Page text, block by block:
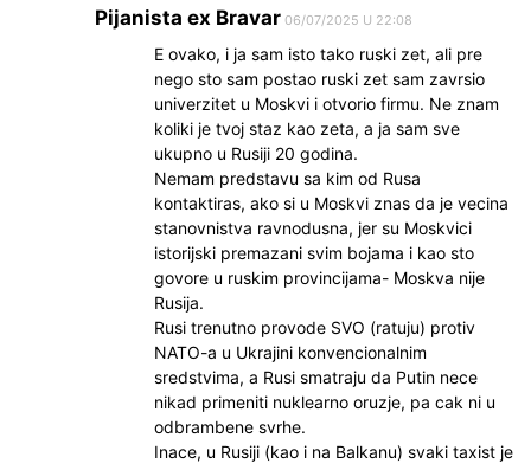
Pijanista ex Bravar 06/07/2025 U 22:08
E ovako, i ja sam isto tako ruski zet, ali pre
nego sto sam postao ruski zet sam zavrsio
univerzitet u Moskvi i otvorio firmu. Ne znam
koliki je tvoj staz kao zeta, a ja sam sve
ukupno u Rusiji 20 godina.
Nemam predstavu sa kim od Rusa
kontaktiras, ako si u Moskvi znas da je vecina
stanovnistva ravnodusna, jer su Moskvici
istorijski premazani svim bojama i kao sto
govore u ruskim provincijama- Moskva nije
Rusija.
Rusi trenutno provode SVO (ratuju) protiv
NATO-a u Ukrajini konvencionalnim
sredstvima, a Rusi smatraju da Putin nece
nikad primeniti nuklearno oruzje, pa cak ni u
odbrambene svrhe.
Inace, u Rusiji (kao i na Balkanu) svaki taxist je